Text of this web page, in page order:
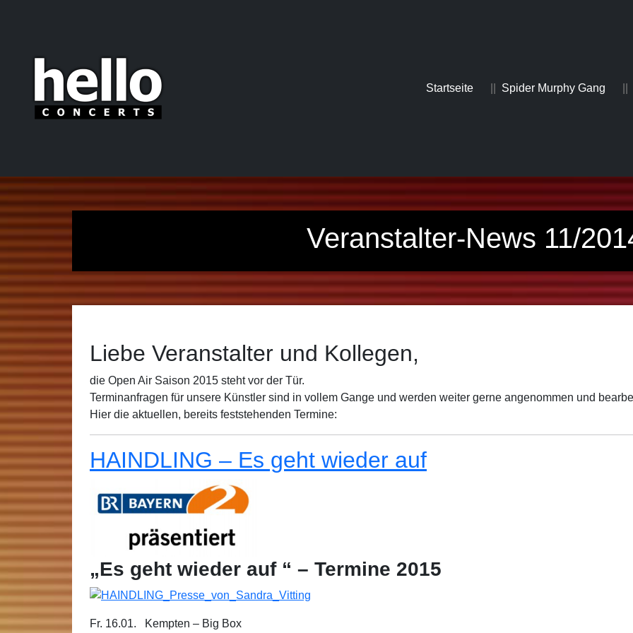
Startseite Spider Murphy Gang
Veranstalter-News 11/
Liebe Veranstalter und Kollegen,
die Open Air Saison 2015 steht vor der Tür.
Terminanfragen für unsere Künstler sind in vollem Gange und werden weiter gerne angenommen und
Hier die aktuellen, bereits feststehenden Termine:
HAINDLING – Es geht wieder auf
„Es geht wieder auf “ – Termine 2015
Fr. 16.01. Kempten – Big Box